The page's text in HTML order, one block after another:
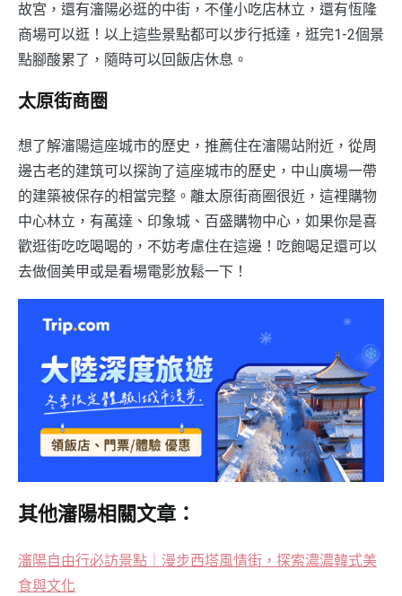
故宮，還有瀋陽必逛的中街，不僅小吃店林立，還有恆隆
商場可以逛！以上這些景點都可以步行抵達，逛完1-2個景
點腳酸累了，隨時可以回飯店休息。
太原街商圈
想了解瀋陽這座城市的歷史，推薦住在瀋陽站附近，從周
邊古老的建筑可以探詢了這座城市的歷史，中山廣場一帶
的建築被保存的相當完整。離太原街商圈很近，這裡購物
中心林立，有萬達、印象城、百盛購物中心，如果你是喜
歡逛街吃吃喝喝的，不妨考慮住在這邊！吃飽喝足還可以
去做個美甲或是看場電影放鬆一下！
其他瀋陽相關文章：
瀋陽自由行必訪景點｜漫步西塔風情街，探索濃濃韓式美
食與文化